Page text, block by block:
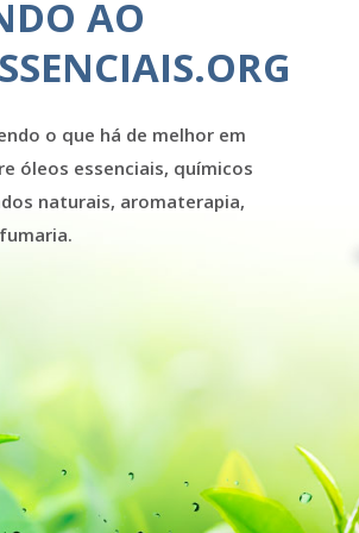
AO
o que há de melhor em
óleos essenciais, químicos
naturais, aromaterapia,